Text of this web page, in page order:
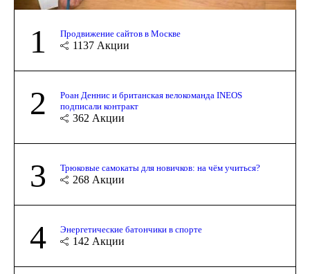
1 Продвижение сайтов в Москве
1137 Акции
2
Роан Деннис и британская велокоманда INEOS
подписали контракт
362 Акции
3 Трюковые самокаты для новичков: на чём учиться?
268 Акции
4 Энергетические батончики в спорте
142 Акции